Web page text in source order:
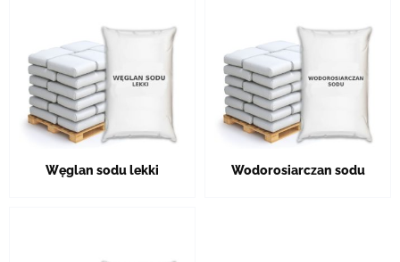
Węglan sodu lekki Wodorosiarczan sodu